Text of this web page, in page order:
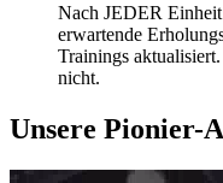
Nach JEDER
erwartende
Trainings
nicht.
Unsere Pionier-